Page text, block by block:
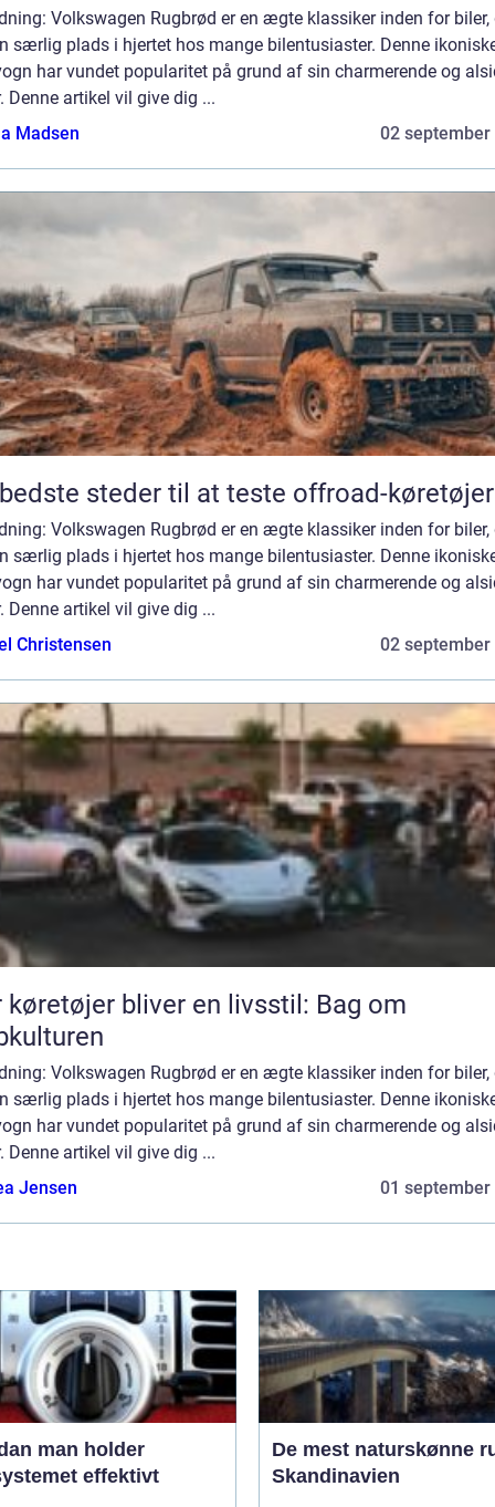
Volkswagen Rugbrød er en ægte klassiker inden for biler,
særlig plads i hjertet hos mange bilentusiaster. Denne
har vundet popularitet på grund af sin charmerende og
Denne artikel vil give dig ...
Madsen
02 september
steder til at teste offroad-køretøjer
Volkswagen Rugbrød er en ægte klassiker inden for biler,
særlig plads i hjertet hos mange bilentusiaster. Denne
har vundet popularitet på grund af sin charmerende og
Denne artikel vil give dig ...
Christensen
02 september
køretøjer bliver en livsstil: Bag om
Volkswagen Rugbrød er en ægte klassiker inden for biler,
særlig plads i hjertet hos mange bilentusiaster. Denne
har vundet popularitet på grund af sin charmerende og
Denne artikel vil give dig ...
Jensen
01 september
man holder
effektivt
De mest naturskønne
Skandinavien